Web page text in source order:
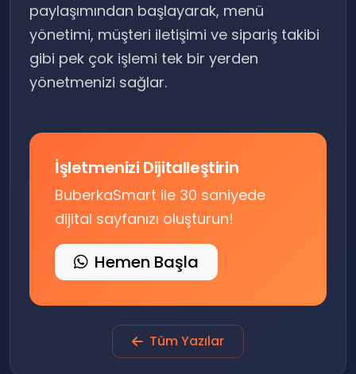
paylaşımından başlayarak, menü
yönetimi, müşteri iletişimi ve sipariş takibi
gibi pek çok işlemi tek bir yerden
yönetmenizi sağlar.
İşletmenizi Dijitalleştirin
BuberkaSmart ile 30 saniyede
dijital sayfanızı oluşturun!
Hemen Başla
Tüm Yazılar